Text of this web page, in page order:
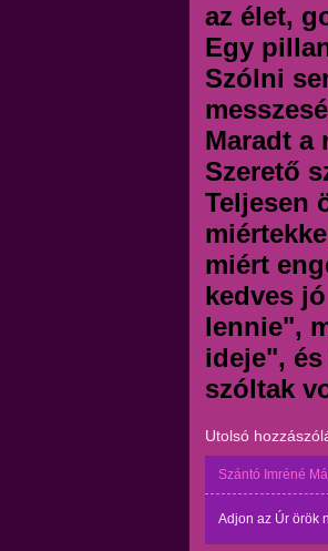
az élet,
Egy
Szólni
Maradt a
Szerető
Teljesen
miért
kedves
lennie",
ideje",
szóltak
Utolsó
Szántó Imréné
Adjon az Úr örök